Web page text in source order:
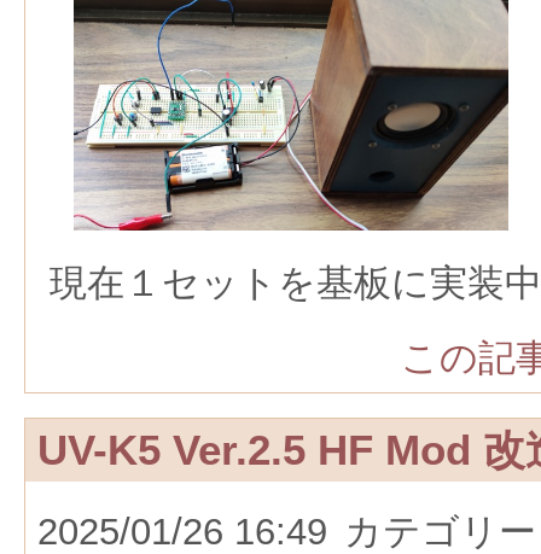
現在１セットを基板に実装中
この記
UV-K5 Ver.2.5 HF Mod 改
2025/01/26 16:49 カテゴリ